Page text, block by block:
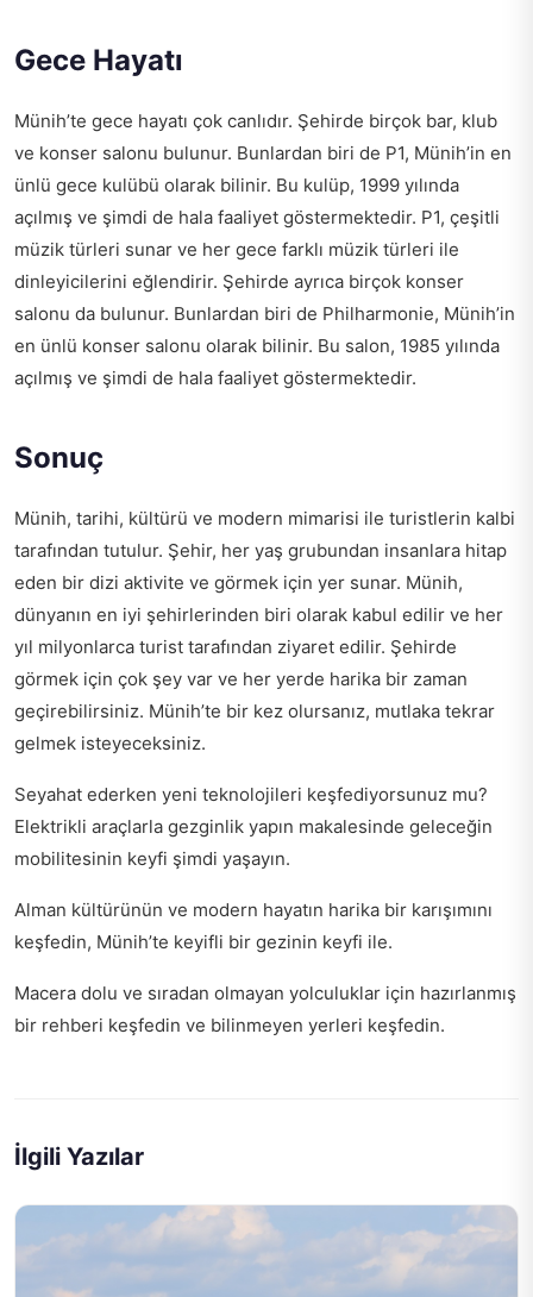
Gece Hayatı
Münih’te gece hayatı çok canlıdır. Şehirde birçok bar, klub
ve konser salonu bulunur. Bunlardan biri de P1, Münih’in en
ünlü gece kulübü olarak bilinir. Bu kulüp, 1999 yılında
açılmış ve şimdi de hala faaliyet göstermektedir. P1, çeşitli
müzik türleri sunar ve her gece farklı müzik türleri ile
dinleyicilerini eğlendirir. Şehirde ayrıca birçok konser
salonu da bulunur. Bunlardan biri de Philharmonie, Münih’in
en ünlü konser salonu olarak bilinir. Bu salon, 1985 yılında
açılmış ve şimdi de hala faaliyet göstermektedir.
Sonuç
Münih, tarihi, kültürü ve modern mimarisi ile turistlerin kalbi
tarafından tutulur. Şehir, her yaş grubundan insanlara hitap
eden bir dizi aktivite ve görmek için yer sunar. Münih,
dünyanın en iyi şehirlerinden biri olarak kabul edilir ve her
yıl milyonlarca turist tarafından ziyaret edilir. Şehirde
görmek için çok şey var ve her yerde harika bir zaman
geçirebilirsiniz. Münih’te bir kez olursanız, mutlaka tekrar
gelmek isteyeceksiniz.
Seyahat ederken yeni teknolojileri keşfediyorsunuz mu?
Elektrikli araçlarla gezginlik yapın makalesinde geleceğin
mobilitesinin keyfi şimdi yaşayın.
Alman kültürünün ve modern hayatın harika bir karışımını
keşfedin, Münih’te keyifli bir gezinin keyfi ile.
Macera dolu ve sıradan olmayan yolculuklar için hazırlanmış
bir rehberi keşfedin ve bilinmeyen yerleri keşfedin.
İlgili Yazılar